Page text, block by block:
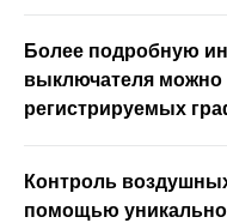
Более подробную
выключателя можно
регистрируемых
Контроль
помощью